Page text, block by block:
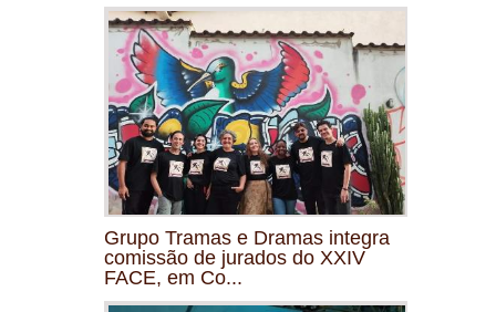
Grupo Tramas e Dramas integra
comissão de jurados do XXIV
FACE, em Co...